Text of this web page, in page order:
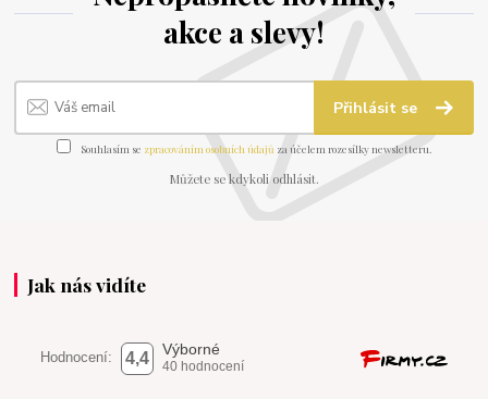
akce a slevy!
Přihlásit se
Souhlasím se zpracováním osobních údajů za účelem rozesílky newsletteru.
Můžete se kdykoli odhlásit.
Jak nás vidíte